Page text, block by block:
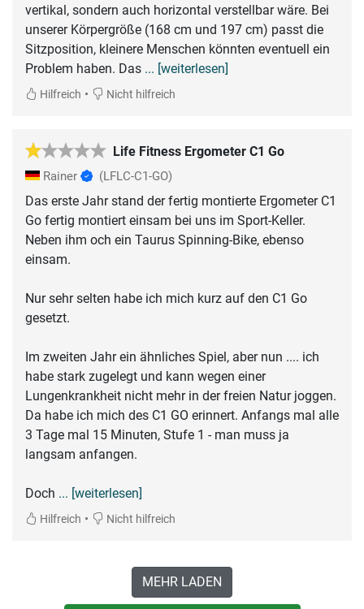
vertikal, sondern auch horizontal verstellbar wäre. Bei
unserer Körpergröße (168 cm und 197 cm) passt die
Sitzposition, kleinere Menschen könnten eventuell ein
Problem haben. Das ... [weiterlesen]
Hilfreich • Nicht hilfreich
Life Fitness Ergometer C1 Go
Rainer (LFLC-C1-GO)
Das erste Jahr stand der fertig montierte Ergometer C1
Go fertig montiert einsam bei uns im Sport-Keller.
Neben ihm och ein Taurus Spinning-Bike, ebenso
einsam.
Nur sehr selten habe ich mich kurz auf den C1 Go
gesetzt.
Im zweiten Jahr ein ähnliches Spiel, aber nun .... ich
habe stark zugelegt und kann wegen einer
Lungenkrankheit nicht mehr in der freien Natur joggen.
Da habe ich mich des C1 GO erinnert. Anfangs mal alle
3 Tage mal 15 Minuten, Stufe 1 - man muss ja
langsam anfangen.
Doch ... [weiterlesen]
Hilfreich • Nicht hilfreich
MEHR LADEN